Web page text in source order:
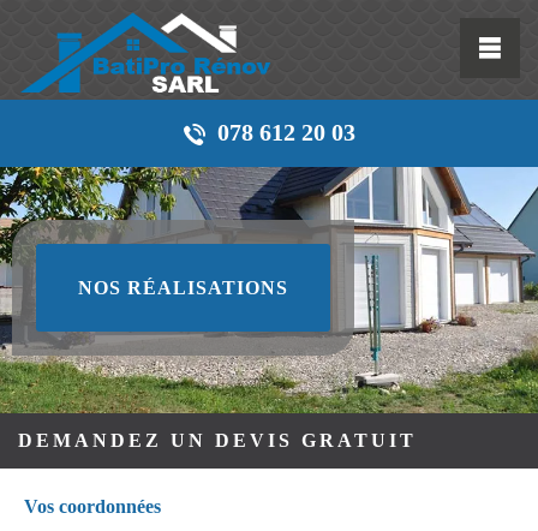
078 612 20 03
NOS RÉALISATIONS
DEMANDEZ UN DEVIS GRATUIT
Vos coordonnées